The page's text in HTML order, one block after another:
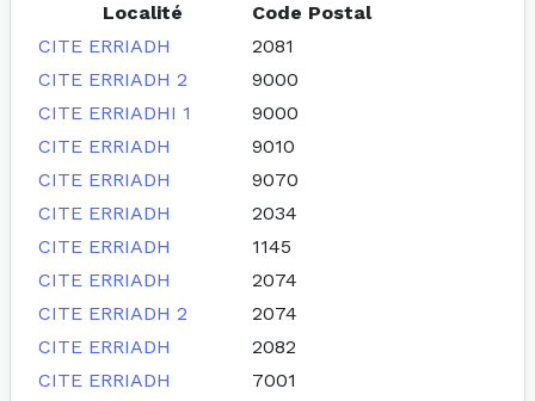
Localité
Code Postal
CITE ERRIADH
2081
CITE ERRIADH 2
9000
CITE ERRIADHI 1
9000
CITE ERRIADH
9010
CITE ERRIADH
9070
CITE ERRIADH
2034
CITE ERRIADH
1145
CITE ERRIADH
2074
CITE ERRIADH 2
2074
CITE ERRIADH
2082
CITE ERRIADH
7001